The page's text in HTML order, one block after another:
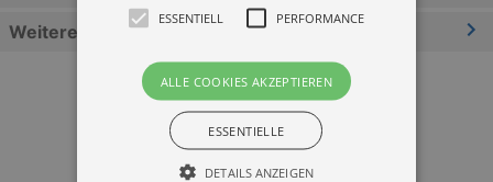
Weitere Informationen
ESSENTIELL PERFORMANCE
ALLE COOKIES AKZEPTIEREN
ESSENTIELLE
DETAILS ANZEIGEN